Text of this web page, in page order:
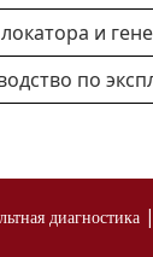
и
по
диагностика |